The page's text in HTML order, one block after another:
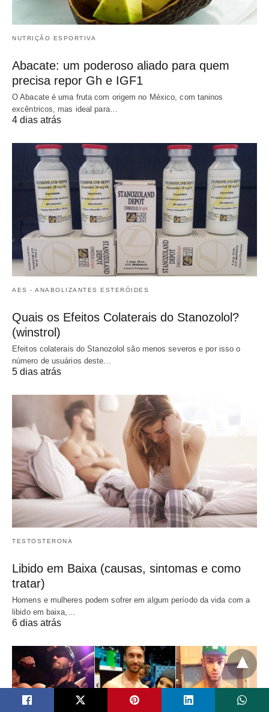
NUTRIÇÃO ESPORTIVA
Abacate: um poderoso aliado para quem
precisa repor Gh e IGF1
O Abacate é uma fruta com origem no México, com taninos
excêntricos, mas ideal para…
4 dias atrás
AES - ANABOLIZANTES ESTERÓIDES
Quais os Efeitos Colaterais do Stanozolol?
(winstrol)
Efeitos colaterais do Stanozolol são menos severos e por isso o
número de usuários deste…
5 dias atrás
TESTOSTERONA
Libido em Baixa (causas, sintomas e como
tratar)
Homens e mulheres podem sofrer em algum período da vida com a
libido em baixa,…
6 dias atrás